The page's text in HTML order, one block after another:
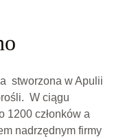
stworzona w Apulii
W ciągu
1200 członków a
nadrzędnym firmy